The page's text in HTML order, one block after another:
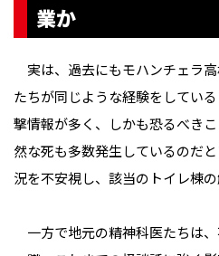
業か
実は、過去にもモハンチェラ
たちが同じような経験をしてい
撃情報が多く、しかも恐るべき
然な死も多数発生しているのだ
況を不安視し、該当のトイレ棟
一方で地元の精神科医たちは